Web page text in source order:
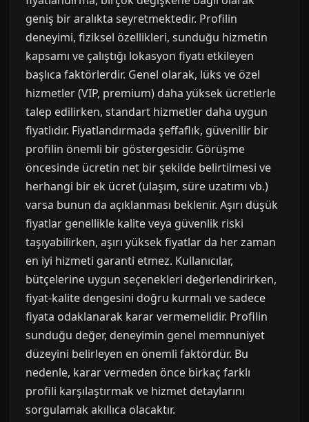
geniş bir aralıkta seyretmektedir. Profilin
deneyimi, fiziksel özellikleri, sunduğu hizmetin
kapsamı ve çalıştığı lokasyon fiyatı etkileyen
başlıca faktörlerdir. Genel olarak, lüks ve özel
hizmetler (VIP, premium) daha yüksek ücretlerle
talep edilirken, standart hizmetler daha uygun
fiyatlıdır. Fiyatlandırmada şeffaflık, güvenilir bir
profilin önemli bir göstergesidir. Görüşme
öncesinde ücretin net bir şekilde belirtilmesi ve
herhangi bir ek ücret (ulaşım, süre uzatımı vb.)
varsa bunun da açıklanması beklenir. Aşırı düşük
fiyatlar genellikle kalite veya güvenlik riski
taşıyabilirken, aşırı yüksek fiyatlar da her zaman
en iyi hizmeti garanti etmez. Kullanıcılar,
bütçelerine uygun seçenekleri değerlendirirken,
fiyat-kalite dengesini doğru kurmalı ve sadece
fiyata odaklanarak karar vermemelidir. Profilin
sunduğu değer, deneyimin genel memnuniyet
düzeyini belirleyen en önemli faktördür. Bu
nedenle, karar vermeden önce birkaç farklı
profili karşılaştırmak ve hizmet detaylarını
sorgulamak akıllıca olacaktır.